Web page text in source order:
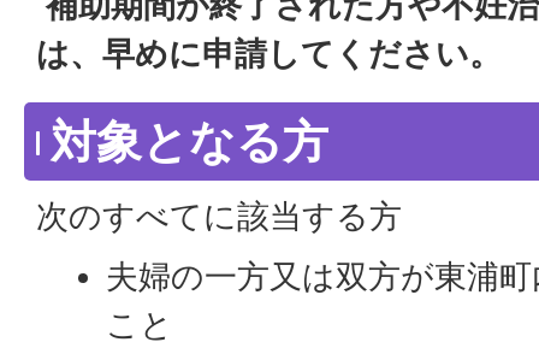
は、早めに申請してください。
対象となる方
次のすべてに該当する方
夫婦の一方又は双方が東浦
こと